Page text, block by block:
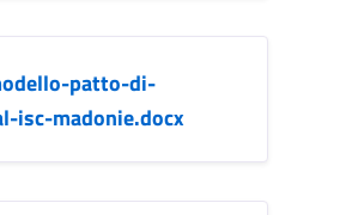
patto-di-
isc-madonie.docx